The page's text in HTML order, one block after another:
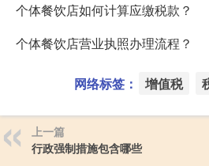
个体餐饮店如何计算应缴税款？
个体餐饮店营业执照办理流程？
网络标签： 增值税
上一篇
行政强制措施包含哪些